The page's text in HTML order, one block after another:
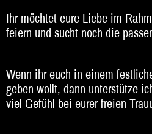
Klassische Musik
Latin & Salsa
Oktoberfestband
Rockband
Ihr möchtet eure Liebe im
feiern und sucht noch die
Wenn ihr euch in einem
geben wollt, dann unterstütze
viel Gefühl bei eurer freien